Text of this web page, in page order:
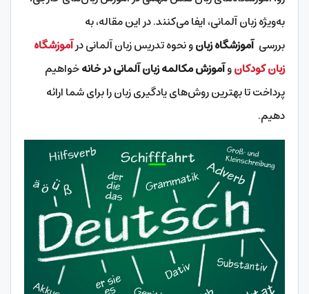
به‌ویژه زبان آلمانی، ایفا می‌کنند. در این مقاله، به
بررسیآموزشگاه زبانو نحوه تدریس زبان آلمانی درآموزشگاه
زبان کودکانوآموزش مکالمه زبان آلمانی در خانهخواهیم
پرداخت تا بهترین روش‌های یادگیری زبان را برای شما ارائه
دهیم.